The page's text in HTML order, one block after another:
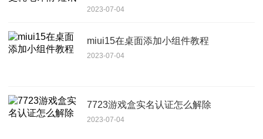
2023-07-04
miui15在桌面添加小组件教程
2023-07-04
7723游戏盒实名认证怎么解除
2023-07-04